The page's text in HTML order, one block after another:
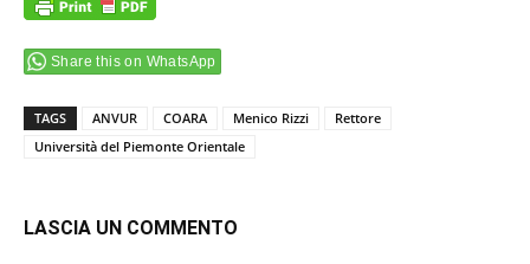
Share this on WhatsApp
TAGS ANVUR COARA Menico Rizzi
Rettore
Università del Piemonte Orientale
LASCIA UN COMMENTO